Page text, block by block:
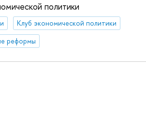
политики
Клуб экономической политики
реформы